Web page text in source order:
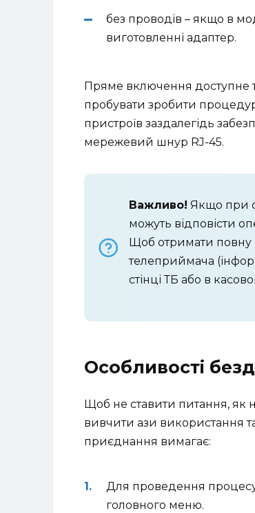
без проводів – якщо в
виготовленні адаптер.
Пряме включення доступне
пробувати зробити
пристроїв заздалегідь
мережевий шнур RJ-45.
Важливо! Якщо при
можуть відповісти
Щоб отримати повну
телеприймача
стінці ТБ або в
Особливості
Щоб не ставити питання, як
вивчити ази використання
приєднання вимагає:
Для проведення
головного меню.